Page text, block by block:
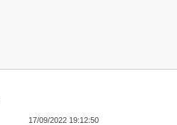
17/09/2022 19:12:50